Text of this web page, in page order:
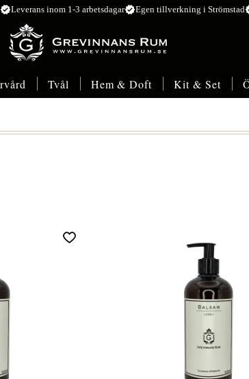
verifiedLeverans inom 1-3 arbetsdagarverifiedEgen tillverkning i Strömstad
Tvål Hem & Doft Kit & Set
Lägg till i favoriter